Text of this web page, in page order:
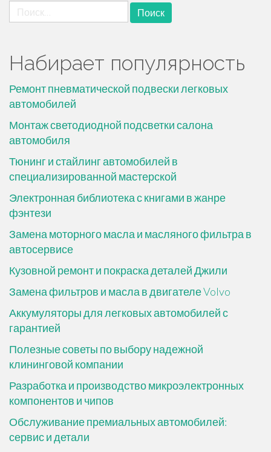
Найти:
Набирает популярность
Ремонт пневматической подвески легковых
автомобилей
Монтаж светодиодной подсветки салона
автомобиля
Тюнинг и стайлинг автомобилей в
специализированной мастерской
Электронная библиотека с книгами в жанре
фэнтези
Замена моторного масла и масляного фильтра в
автосервисе
Кузовной ремонт и покраска деталей Джили
Замена фильтров и масла в двигателе Volvo
Аккумуляторы для легковых автомобилей с
гарантией
Полезные советы по выбору надежной
клининговой компании
Разработка и производство микроэлектронных
компонентов и чипов
Обслуживание премиальных автомобилей:
сервис и детали